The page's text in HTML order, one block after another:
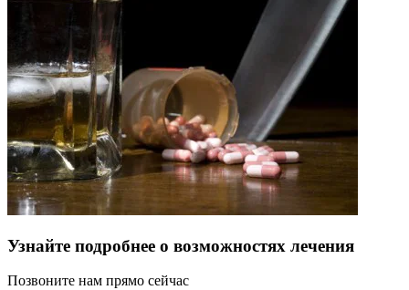
Узнайте подробнее о возможностях лечения
Позвоните нам прямо сейчас